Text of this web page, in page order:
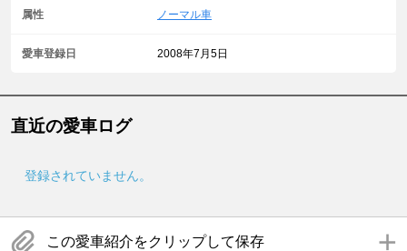
属性 ノーマル車
愛車登録日 2008年7月5日
直近の愛車ログ
登録されていません。
この愛車紹介をクリップして保存